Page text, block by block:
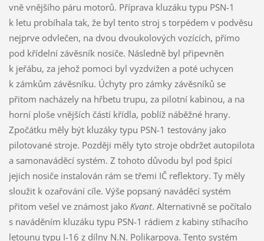
vně vnějšího páru motorů. Příprava kluzáku typu PSN-1
k letu probíhala tak, že byl tento stroj s torpédem v podvěsu
nejprve odvlečen, na dvou dvoukolových vozících, přímo
pod křídelní závěsník nosiče. Následně byl připevněn
k jeřábu, za jehož pomoci byl vyzdvižen a poté uchycen
k zámkům závěsníku. Úchyty pro zámky závěsníků se
přitom nacházely na hřbetu trupu, za pilotní kabinou, a na
horní ploše vnějších částí křídla, poblíž náběžné hrany.
Zpočátku měly být kluzáky typu PSN-1 testovány jako
pilotované stroje. Později měly tyto stroje obdržet autopilota
a samonaváděcí systém. Z tohoto důvodu byl pod špicí
jejich nosiče instalován rám se třemi IČ reflektory. Ty měly
sloužit k ozařování cíle. Výše popsaný naváděcí systém
přitom vešel ve známost jako Kvant. Alternativně se počítalo
s naváděním kluzáku typu PSN-1 rádiem z kabiny stíhacího
letounu typu I-16 z dílny N.N. Polikarpova. Tento systém